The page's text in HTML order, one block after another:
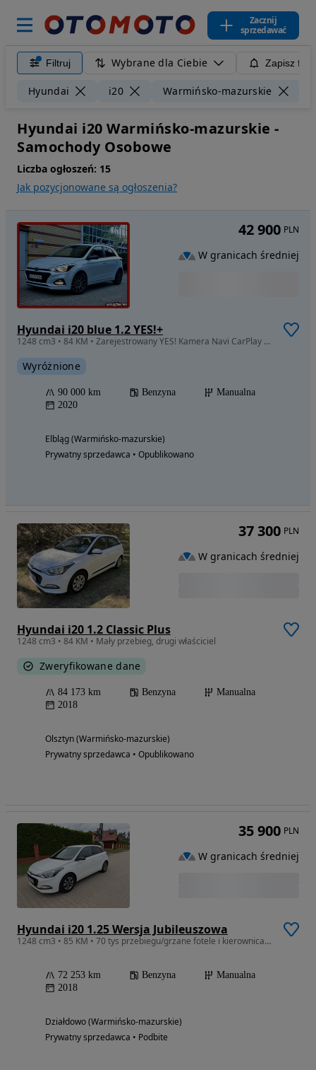
Zacznij
sprzedawać
Filtruj Wybrane dla Ciebie Zapisz
Hyundai i20 Warmińsko-mazurskie
Hyundai i20 Warmińsko-mazurskie -
Samochody Osobowe
Liczba ogłoszeń: 15
Jak pozycjonowane są ogłoszenia?
Hyundai i20 blue 1.2 YES!+
1248 cm3 • 84 KM • Zarejestrowany YES! Kamera Navi CarPlay Alu Klima PDC Sensory
Wyróżnione
90 000 km Benzyna
Manualna
2020
Elbląg (Warmińsko-mazurskie)
Prywatny sprzedawca • Opublikowano
42 900 PLN
W granicach średniej
Hyundai i20 1.2 Classic Plus
1248 cm3 • 84 KM • Mały przebieg, drugi właściciel
Zweryfikowane dane
84 173 km Benzyna
Manualna
2018
Olsztyn (Warmińsko-mazurskie)
Prywatny sprzedawca • Opublikowano
37 300 PLN
W granicach średniej
Hyundai i20 1.25 Wersja Jubileuszowa
1248 cm3 • 85 KM • 70 tys przebiegu/grzane fotele i kierownica/1.2 mpi/ jak nówka /
72 253 km Benzyna
Manualna
2018
Działdowo (Warmińsko-mazurskie)
Prywatny sprzedawca • Podbite
35 900 PLN
W granicach średniej